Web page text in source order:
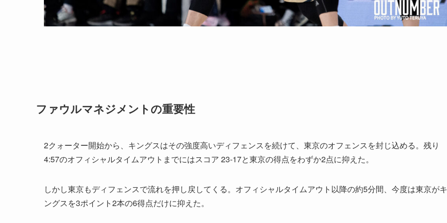
ファウルマネジメントの重要性
2クォーター開始から、キングスはその強度高いディフェンスを続けて、東京のオフェンスを封じ込める。残り
4:57のオフィシャルタイムアウトまでにはスコア 23-17と東京の得点をわずか2点に抑えた。
しかし東京もディフェンスで流れを押し戻してくる。オフィシャルタイムアウト以降の約5分間、今度は東京がキ
ングスを3ポイント2本の6得点だけに抑えた。